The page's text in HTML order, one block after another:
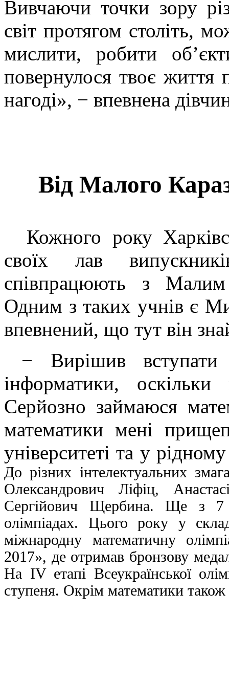
Вивчаючи точки зору
світ протягом століть,
мислити, робити
повернулося твоє життя
нагоді», − впевнена
Від Малого
Кожного року
своїх лав
співпрацюють з Малим
Одним з таких учнів є
впевнений, що тут він
− Вирішив вступати
інформатики,
Серйозно займаюся
математики мені
університеті та у
До різних інтелектуальних
Олександрович Ліфіц,
Сергійович Щербина. Ще з 7
олімпіадах. Цього року у
міжнародну математичну
2017», де отримав бронзову
На ІV етапі Всеукраїнської
ступеня. Окрім математики